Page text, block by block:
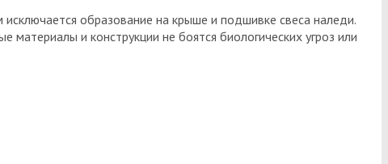
образование на крыше и подшивке свеса наледи.
и конструкции не боятся биологических угроз или